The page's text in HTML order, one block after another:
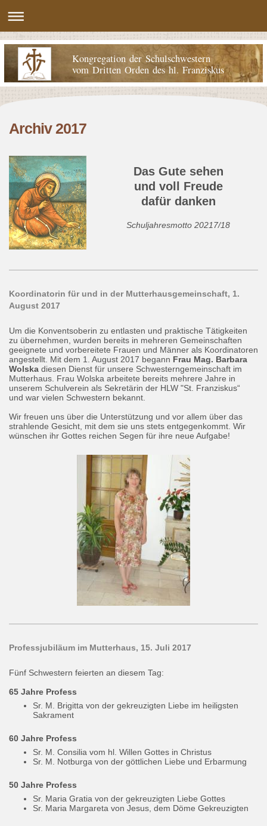
Kongregation der Schulschwestern
vom Dritten Orden des hl. Franziskus
Archiv 2017
Das Gute sehen
und voll Freude
dafür danken
Schuljahresmotto 20217/18
Koordinatorin für und in der Mutterhausgemeinschaft, 1.
August 2017
Um die Konventsoberin zu entlasten und praktische Tätigkeiten
zu übernehmen, wurden bereits in mehreren Gemeinschaften
geeignete und vorbereitete Frauen und Männer als Koordinatoren
angestellt. Mit dem 1. August 2017 begann Frau Mag. Barbara
Wolska diesen Dienst für unsere Schwesterngemeinschaft im
Mutterhaus. Frau Wolska arbeitete bereits mehrere Jahre in
unserem Schulverein als Sekretärin der HLW "St. Franziskus“
und war vielen Schwestern bekannt.
Wir freuen uns über die Unterstützung und vor allem über das
strahlende Gesicht, mit dem sie uns stets entgegenkommt. Wir
wünschen ihr Gottes reichen Segen für ihre neue Aufgabe!
Professjubiläum im Mutterhaus, 15. Juli 2017
Fünf Schwestern feierten an diesem Tag:
65 Jahre Profess
Sr. M. Brigitta von der gekreuzigten Liebe im heiligsten
Sakrament
60 Jahre Profess
Sr. M. Consilia vom hl. Willen Gottes in Christus
Sr. M. Notburga von der göttlichen Liebe und Erbarmung
50 Jahre Profess
Sr. Maria Gratia von der gekreuzigten Liebe Gottes
Sr. Maria Margareta von Jesus, dem Döme Gekreuzigten